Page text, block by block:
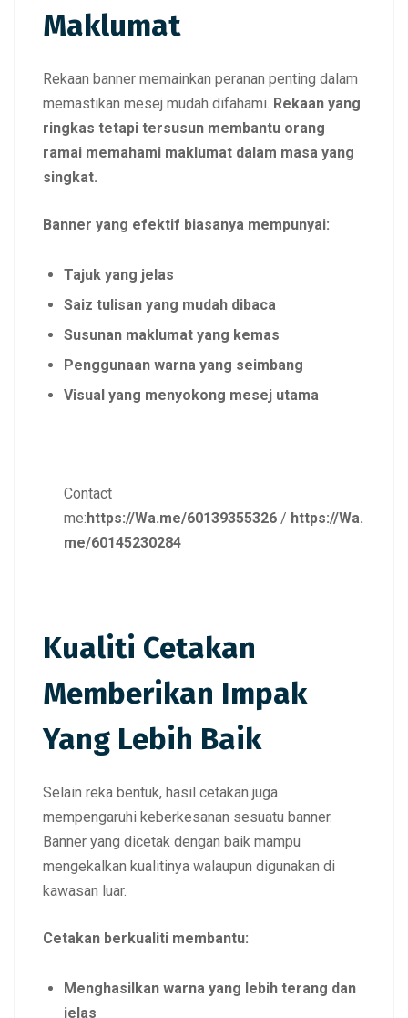
Maklumat
Rekaan banner memainkan peranan penting dalam
memastikan mesej mudah difahami. Rekaan yang
ringkas tetapi tersusun membantu orang
ramai memahami maklumat dalam masa yang
singkat.
Banner yang efektif biasanya mempunyai:
Tajuk yang jelas
Saiz tulisan yang mudah dibaca
Susunan maklumat yang kemas
Penggunaan warna yang seimbang
Visual yang menyokong mesej utama
Contact
me: https://Wa.me/60139355326 / https://Wa.
me/60145230284
Kualiti Cetakan
Memberikan Impak
Yang Lebih Baik
Selain reka bentuk, hasil cetakan juga
mempengaruhi keberkesanan sesuatu banner.
Banner yang dicetak dengan baik mampu
mengekalkan kualitinya walaupun digunakan di
kawasan luar.
Cetakan berkualiti membantu:
Menghasilkan warna yang lebih terang dan
jelas